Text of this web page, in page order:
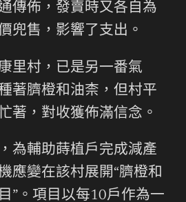
傳佈，發賣時又各自為
兜售，影響了支出。
里村，已是另一番氣
著臍橙和油柰，但村平
著，對收獲佈滿信念。
為輔助蒔植戶完成減產
應變在該村展開“臍橙和
”。項目以每10戶作為一